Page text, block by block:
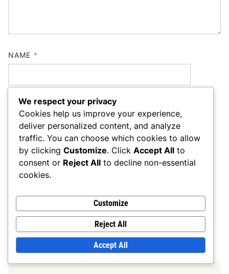
NAME *
EMAIL*
WEBSITE
SAVE MY NAME, EMAIL, AND WEBSITE IN THIS
BROWSER FOR THE NEXT TIME I COMMENT.
We respect your privacy
Cookies help us improve your experience,
deliver personalized content, and analyze
traffic. You can choose which cookies to allow
by clicking Customize. Click Accept All to
consent or Reject All to decline non-essential
cookies.
Customize
Reject All
Accept All